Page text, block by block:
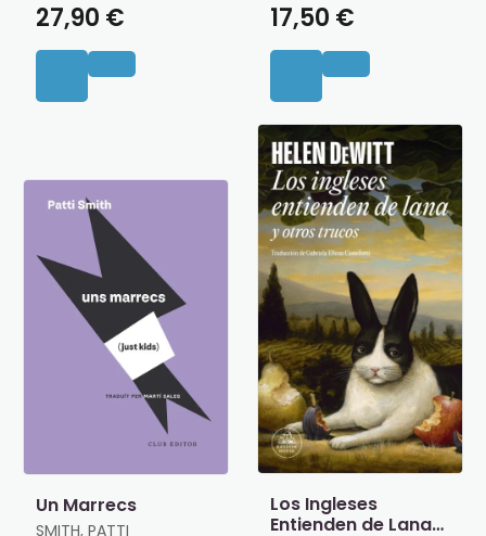
27,90 € 17,50 €
Un Marrecs
SMITH, PATTI
Los Ingleses
Entienden de Lana